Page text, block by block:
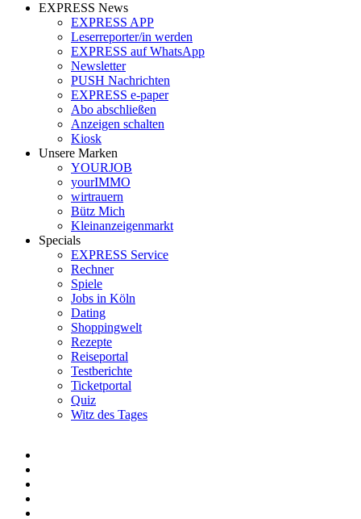
EXPRESS News
EXPRESS APP
Leserreporter/in werden
EXPRESS auf WhatsApp
Newsletter
PUSH Nachrichten
EXPRESS e-paper
Abo abschließen
Anzeigen schalten
Kiosk
Unsere Marken
YOURJOB
yourIMMO
wirtrauern
Bütz Mich
Kleinanzeigenmarkt
Specials
EXPRESS Service
Rechner
Spiele
Jobs in Köln
Dating
Shoppingwelt
Rezepte
Reiseportal
Testberichte
Ticketportal
Quiz
Witz des Tages